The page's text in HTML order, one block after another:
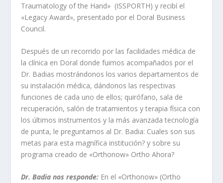
Traumatology of the Hand» (ISSPORTH) y recibí el
«Legacy Award», presentado por el Doral Business
Council.
Después de un recorrido por las facilidades médica de
la clínica en Doral donde fuimos acompañados por el
Dr. Badias mostrándonos los varios departamentos de
su instalación médica, dándonos las respectivas
funciones de cada uno de ellos; quirófano, sala de
recuperación, salón de tratamientos y terapia física con
los últimos instrumentos y la más avanzada tecnología
de punta, le preguntamos al Dr. Badia: Cuales son sus
metas para esta magnífica institución? y sobre su
programa creado de «Orthonow» Ortho Ahora?
Dr. Badia nos responde: En el «Orthonow» (Ortho